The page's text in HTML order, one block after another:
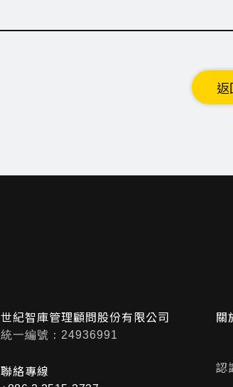
世紀智庫管理顧問股份有限公司
統一編號：24936991
聯絡專線
關
認